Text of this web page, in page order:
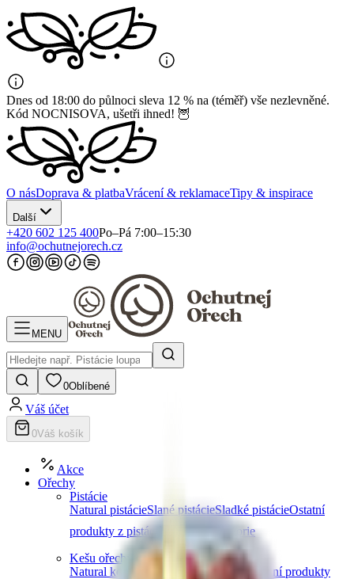
Dnes od 18:00 do půlnoci sleva 12 % na (téměř) vše nezlevněné.
Kód NOCNISOVA, ušetři ihned! 🦉
O násDoprava & platbaVrácení & reklamaceTipy & inspirace
Další
+420 602 125 400Po–Pá 7:00–15:30
info@ochutnejorech.cz
MENU
0Oblíbené
Váš účet
0Váš košík
Akce
Ořechy
Pistácie
Natural pistácieSlané pistácieSladké pistácieOstatní
produkty z pistácií
Další kategorie
Kešu ořechy
Natural kešu
Sladké kešu
Ostatní produkty